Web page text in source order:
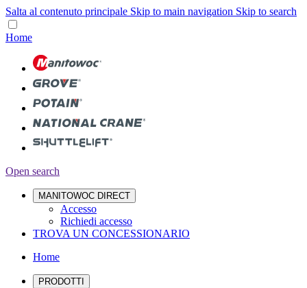
Salta al contenuto principale Skip to main navigation Skip to search
Home
Open search
MANITOWOC DIRECT
Accesso
Richiedi accesso
TROVA UN CONCESSIONARIO
Home
PRODOTTI